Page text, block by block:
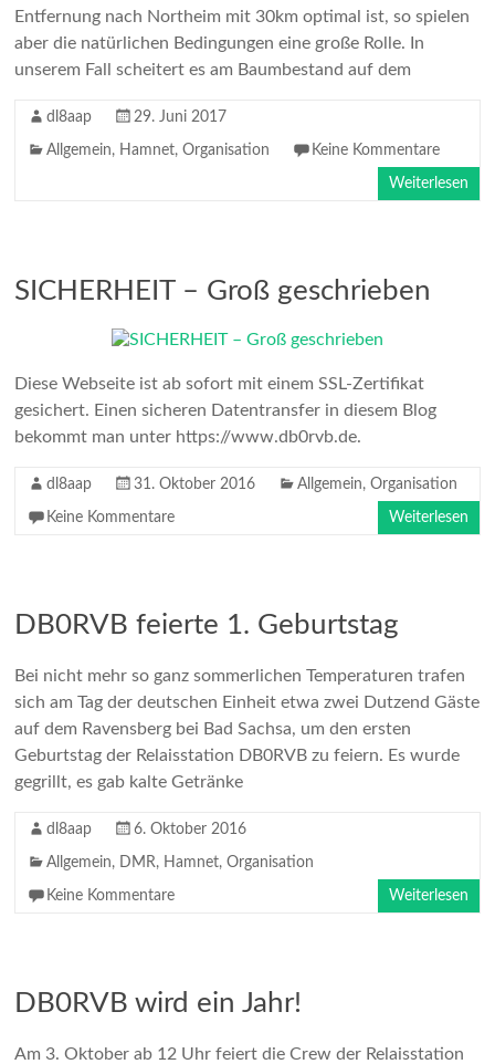
Entfernung nach Northeim mit 30km optimal ist, so spielen
aber die natürlichen Bedingungen eine große Rolle. In
unserem Fall scheitert es am Baumbestand auf dem
dl8aap 29. Juni 2017
Allgemein, Hamnet,Organisation Keine Kommentare
Weiterlesen
SICHERHEIT – Groß geschrieben
Diese Webseite ist ab sofort mit einem SSL-Zertifikat
gesichert. Einen sicheren Datentransfer in diesem Blog
bekommt man unter https://www.db0rvb.de.
dl8aap 31. Oktober 2016 Allgemein,Organisation
Keine Kommentare Weiterlesen
DB0RVB feierte 1. Geburtstag
Bei nicht mehr so ganz sommerlichen Temperaturen trafen
sich am Tag der deutschen Einheit etwa zwei Dutzend Gäste
auf dem Ravensberg bei Bad Sachsa, um den ersten
Geburtstag der Relaisstation DB0RVB zu feiern. Es wurde
gegrillt, es gab kalte Getränke
dl8aap 6. Oktober 2016
Allgemein, DMR, Hamnet,Organisation
Keine Kommentare Weiterlesen
DB0RVB wird ein Jahr!
Am 3. Oktober ab 12 Uhr feiert die Crew der Relaisstation